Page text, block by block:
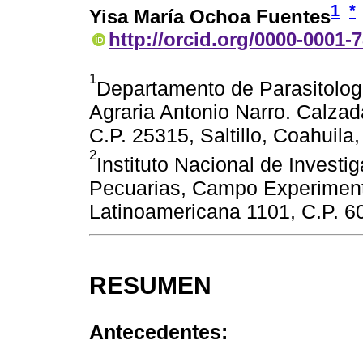
Yisa María Ochoa Fuentes1 *
http://orcid.org/0000-0001-
1Departamento de
Agraria Antonio Narro.
C.P. 25315, Saltillo,
2Instituto Nacional de
Pecuarias, Campo
Latinoamericana 1101, C.P.
RESUMEN
Antecedentes: